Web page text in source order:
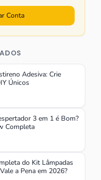
Conta
Adesiva: Crie
Únicos
3 em 1 é Bom?
Completa
do Kit Lâmpadas
a Pena em 2026?